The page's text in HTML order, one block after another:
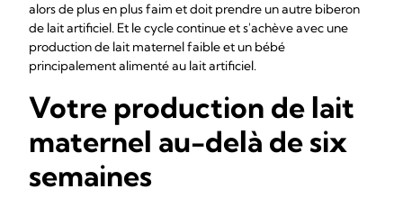
alors de plus en plus faim et doit prendre un autre biberon
de lait artificiel. Et le cycle continue et s'achève avec une
production de lait maternel faible et un bébé
principalement alimenté au lait artificiel.
Votre production de lait
maternel au-delà de six
semaines